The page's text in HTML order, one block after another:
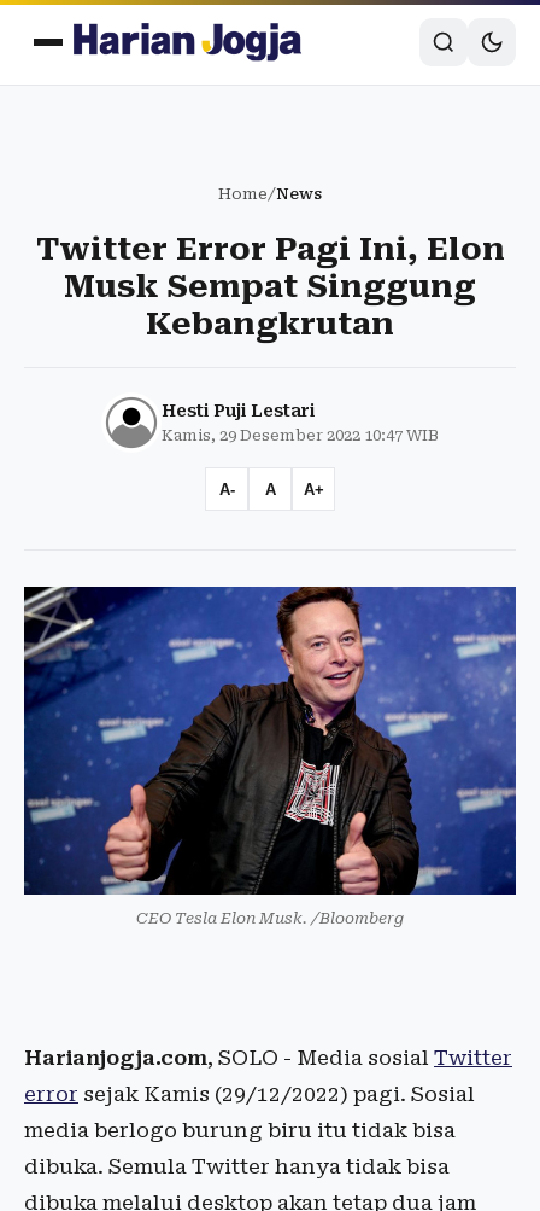
Home/News
Twitter Error Pagi Ini, Elon
Musk Sempat Singgung
Kebangkrutan
Hesti Puji Lestari
Kamis, 29 Desember 2022 10:47 WIB
A- A A+
CEO Tesla Elon Musk. /Bloomberg
Harianjogja.com, SOLO - Media sosial Twitter
error sejak Kamis (29/12/2022) pagi. Sosial
media berlogo burung biru itu tidak bisa
dibuka. Semula Twitter hanya tidak bisa
dibuka melalui desktop akan tetap dua jam